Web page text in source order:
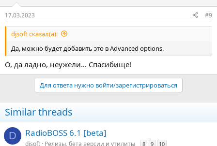
17.03.2023 #9
djsoft сказал(а):
Да, можно будет добавить это в Advanced options.
О, да ладно, неужели... Спасибище!
Для ответа нужно войти/зарегистрироваться
Similar threads
D RadioBOSS 6.1 [beta]
djsoft Релизы, бета версии и утилиты 8 9 10